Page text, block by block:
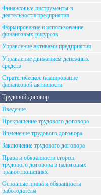
Финансовые инструменты в
деятельности предприятия
Формирование и использование
финансовых рисурсов
Управление активами предприятия
Управление движением денежных
средств
Стратегическое планирование
финансовой активности
Трудовой договор
Введение
Прекращение трудового договора
Изменение трудового договора
Заключение трудового договора
Права и обязанности сторон
трудового договора в налоговых
правоотношениях
Основные права и обязанности
работодателя